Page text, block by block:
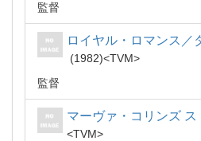
監督
ロイヤル・ロマンス／
1982
TVM
監督
マーヴァ・コリンズ ス
TVM